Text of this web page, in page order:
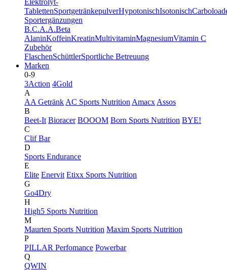
Elektrolyt-
TablettenSportgetränkepulverHypotonischIsotonisch
Sportergänzungen
B.C.A.A.Beta
AlaninKoffeinKreatinMultivitaminMagnesiumVitamin C
Zubehör
FlaschenSchüttlerSportliche Betreuung
Marken
0-9
3Action 4Gold
A
AA Getränk AC Sports Nutrition Amacx Assos
B
Beet-It Bioracer BOOOM Born Sports Nutrition BYE!
C
Clif Bar
D
Sports Endurance
E
Elite Enervit Etixx Sports Nutrition
G
Go4Dry
H
High5 Sports Nutrition
M
Maurten Sports Nutrition Maxim Sports Nutrition
P
PILLAR Perfomance Powerbar
Q
QWIN